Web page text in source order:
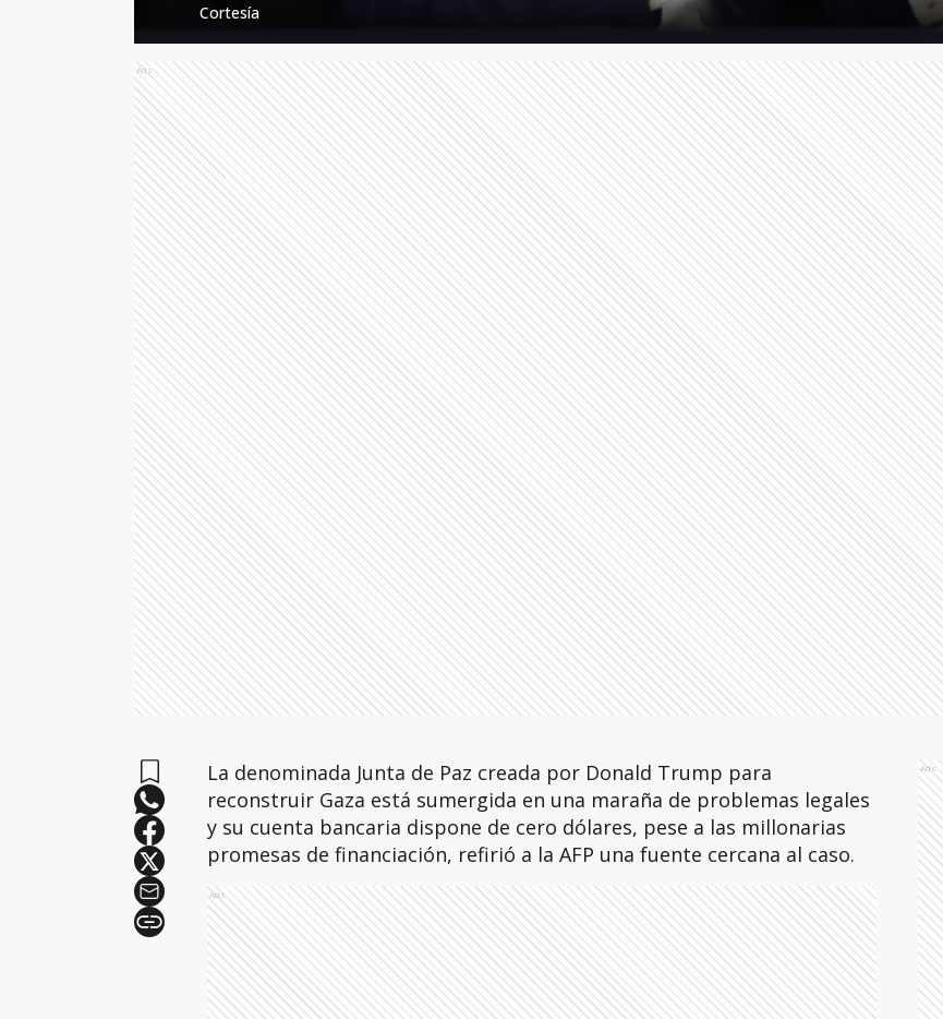
Cortesía
Ads
La denominada Junta de Paz creada por Donald Trump para
reconstruir Gaza está sumergida en una maraña de problemas legales
y su cuenta bancaria dispone de cero dólares, pese a las millonarias
promesas de financiación, refirió a la AFP una fuente cercana al caso.
Ads
Ads